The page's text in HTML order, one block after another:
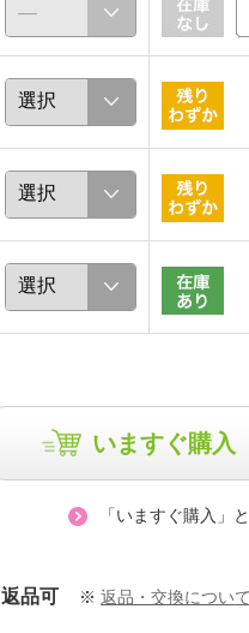
いますぐ購入
「いますぐ購入」
返品可 ※ 返品・交換について